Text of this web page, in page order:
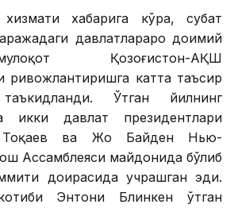
хабарига кўра, суҳбат
давлатлараро доимий
Қозоғистон-АҚШ
ривожлантиришга катта таъсир
таъкидланди. Ўтган йилнинг
икки давлат президентлари
Тоқаев ва Жо Байден Нью-
Ассамблеяси майдонида бўлиб
доирасида учрашган эди.
Энтони Блинкен ўтган